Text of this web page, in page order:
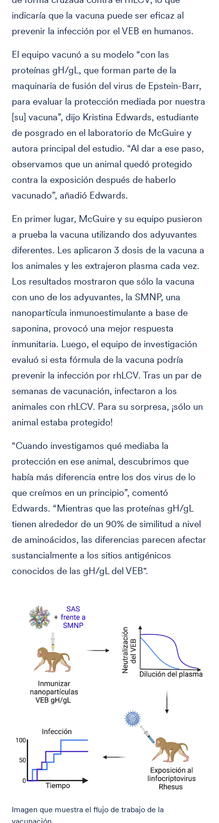
indicaría que la vacuna puede ser eficaz al
prevenir la infección por el VEB en humanos.
El equipo vacunó a su modelo “con las
proteínas gH/gL, que forman parte de la
maquinaria de fusión del virus de Epstein-Barr,
para evaluar la protección mediada por nuestra
[su] vacuna”, dijo Kristina Edwards, estudiante
de posgrado en el laboratorio de McGuire y
autora principal del estudio. “Al dar a ese paso,
observamos que un animal quedó protegido
contra la exposición después de haberlo
vacunado”, añadió Edwards.
En primer lugar, McGuire y su equipo pusieron
a prueba la vacuna utilizando dos adyuvantes
diferentes. Les aplicaron 3 dosis de la vacuna a
los animales y les extrajeron plasma cada vez.
Los resultados mostraron que sólo la vacuna
con uno de los adyuvantes, la SMNP, una
nanopartícula inmunoestimulante a base de
saponina, provocó una mejor respuesta
inmunitaria. Luego, el equipo de investigación
evaluó si esta fórmula de la vacuna podría
prevenir la infección por rhLCV. Tras un par de
semanas de vacunación, infectaron a los
animales con rhLCV. Para su sorpresa, ¡sólo un
animal estaba protegido!
“Cuando investigamos qué mediaba la
protección en ese animal, descubrimos que
había más diferencia entre los dos virus de lo
que creímos en un principio”, comentó
Edwards. “Mientras que las proteínas gH/gL
tienen alrededor de un 90% de similitud a nivel
de aminoácidos, las diferencias parecen afectar
sustancialmente a los sitios antigénicos
conocidos de las gH/gL del VEB".
Imagen que muestra el flujo de trabajo de la